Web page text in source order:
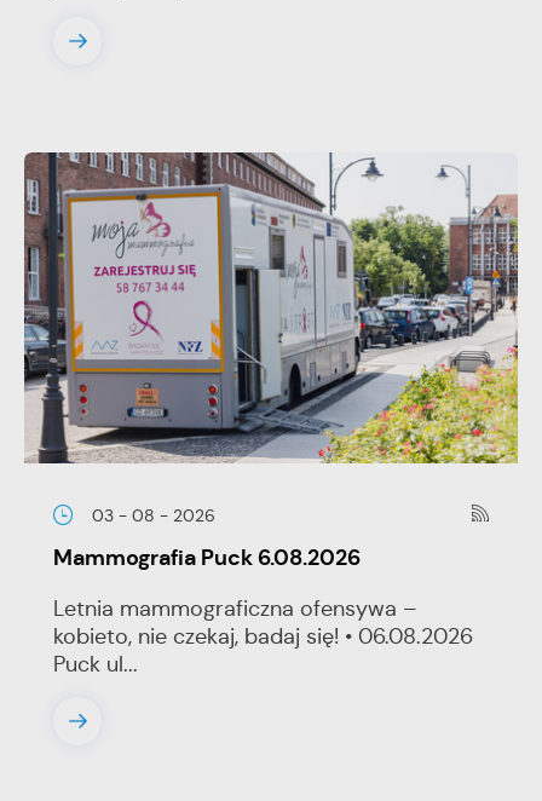
03 - 08 - 2026
Mammografia Puck 6.08.2026
Letnia mammograficzna ofensywa –
kobieto, nie czekaj, badaj się! • 06.08.2026
Puck ul...